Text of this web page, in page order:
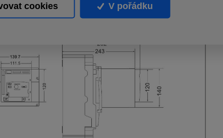
cookies V pořádku